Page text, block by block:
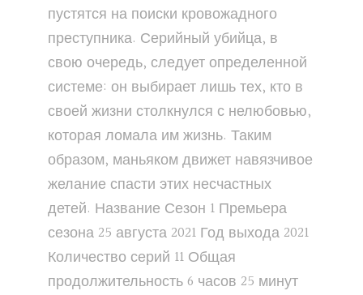
пустятся на поиски кровожадного
преступника. Серийный убийца, в
свою очередь, следует определенной
системе: он выбирает лишь тех, кто в
своей жизни столкнулся с нелюбовью,
которая ломала им жизнь. Таким
образом, маньяком движет навязчивое
желание спасти этих несчастных
детей. Название Сезон 1 Премьера
сезона 25 августа 2021 Год выхода 2021
Количество серий 11 Общая
продолжительность 6 часов 25 минут